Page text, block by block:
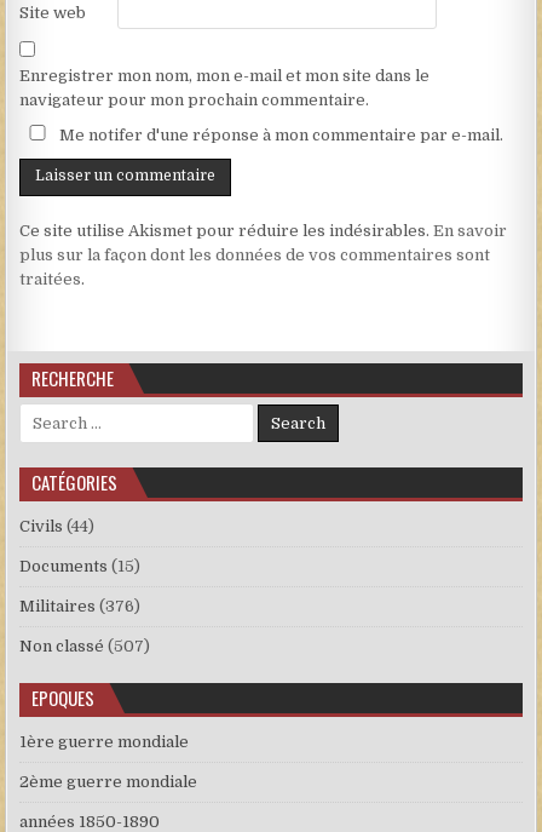
Site web
Enregistrer mon nom, mon e-mail et mon site dans le
navigateur pour mon prochain commentaire.
Me notifer d'une réponse à mon commentaire par e-mail.
Ce site utilise Akismet pour réduire les indésirables.En savoir
plus sur la façon dont les données de vos commentaires sont
traitées.
RECHERCHE
Search for:
CATÉGORIES
Civils (44)
Documents (15)
Militaires (376)
Non classé (507)
EPOQUES
1ère guerre mondiale
2ème guerre mondiale
années 1850-1890